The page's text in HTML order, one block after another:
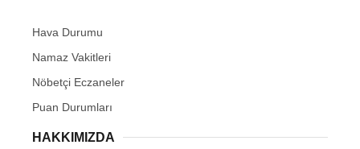
Hava Durumu
Namaz Vakitleri
Nöbetçi Eczaneler
Puan Durumları
HAKKIMIZDA